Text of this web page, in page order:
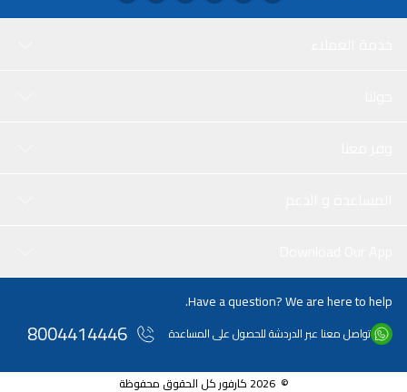
Have a question? We are here to help.
تواصل معنا عبر الدردشة للحصول على المساعدة 8004414446
© 2026 كارفور كل الحقوق محفوظة